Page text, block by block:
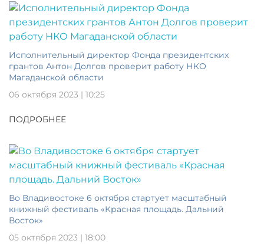
Исполнительный директор Фонда президентских
грантов Антон Долгов проверит работу НКО
Магаданской области
06 октября 2023 | 10:25
ПОДРОБНЕЕ
Во Владивостоке 6 октября стартует масштабный
книжный фестиваль «Красная площадь. Дальний
Восток»
05 октября 2023 | 18:00